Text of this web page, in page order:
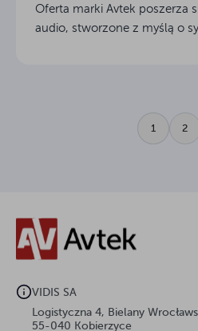
Oferta marki Avtek poszerza
audio, stworzone z myślą o
1 2
VIDIS SA
Logistyczna 4, Bielany
55-040 Kobierzyce